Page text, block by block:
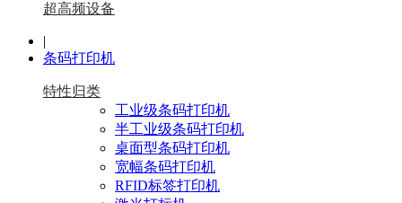
超高频设备
|
条码打印机
特性归类
工业级条码打印机
半工业级条码打印机
桌面型条码打印机
宽幅条码打印机
RFID标签打印机